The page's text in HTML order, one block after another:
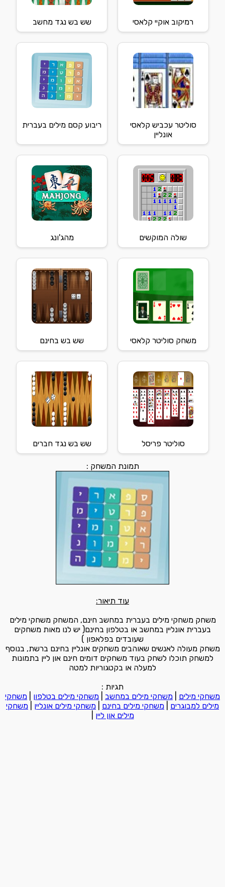
רמיקוב אוקיי קלאסי שש בש נגד מחשב
סוליטר עכביש קלאסי
אונליין
ריבוע קסם מילים בעברית
שולה המוקשים מהג'ונג
משחק סוליטר קלאסי שש בש בחינם
סוליטר פריסל שש בש נגד חברים
תמונת המשחק :
עוד תיאור:
משחק משחקי מילים בעברית במחשב חינם, המשחק משחקי מילים
בעברית אונליין במחשב או בטלפון בחינם( יש לנו מאות משחקים
שעובדים בפלאפון )
משחק מעולה לאנשים שאוהבים משחקים אונליין בחינם ברשת, בנוסף
למשחק תוכלו לשחק בעוד משחקים דומים חינם און ליין בתמונות
למעלה או בקטגוריות למטה
תגיות :
משחקי מילים
משחקי מילים במחשב משחקי מילים בטלפון
משחקי
מילים למבוגרים
משחקי מילים בחינם משחקי מילים אונליין
משחקי
מילים און ליין